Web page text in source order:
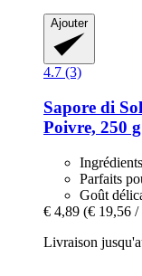
Ajouter
4.7 (3)
Sapore di
Poivre, 250 g
Parfaits
Goût
€ 4,89 (€ 19,56 /
Livraison